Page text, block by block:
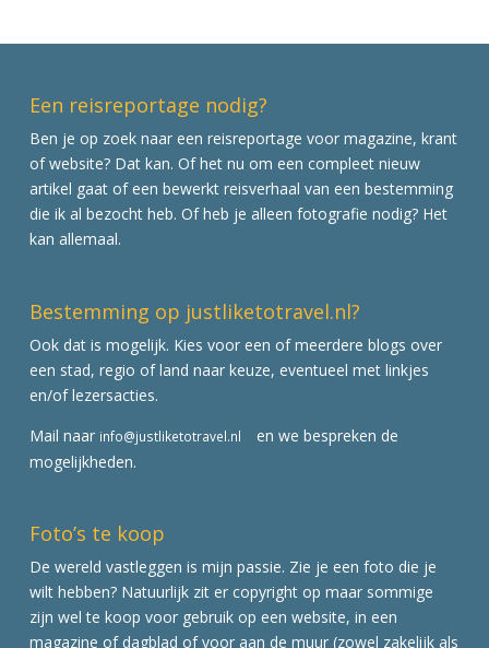
Een reisreportage nodig?
Ben je op zoek naar een reisreportage voor magazine, krant
of website? Dat kan. Of het nu om een compleet nieuw
artikel gaat of een bewerkt reisverhaal van een bestemming
die ik al bezocht heb. Of heb je alleen fotografie nodig? Het
kan allemaal.
Bestemming op justliketotravel.nl?
Ook dat is mogelijk. Kies voor een of meerdere blogs over
een stad, regio of land naar keuze, eventueel met linkjes
en/of lezersacties.
Mail naar info@justliketotravel.nl
en we bespreken de
mogelijkheden.
Foto’s te koop
De wereld vastleggen is mijn passie. Zie je een foto die je
wilt hebben? Natuurlijk zit er copyright op maar sommige
zijn wel te koop voor gebruik op een website, in een
magazine of dagblad of voor aan de muur (zowel zakelijk als